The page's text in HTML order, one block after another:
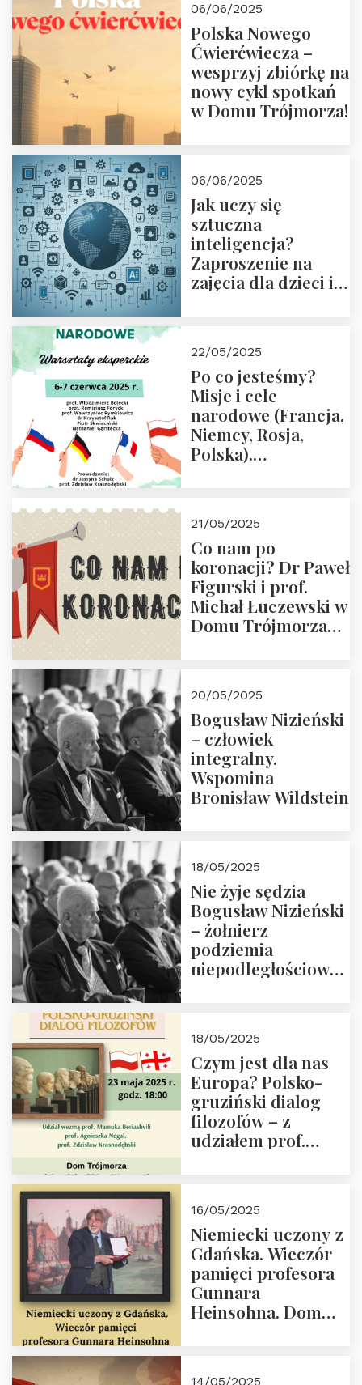
18:00
06/06/2025
Polska Nowego
Ćwierćwiecza –
wesprzyj zbiórkę na
nowy cykl spotkań
w Domu Trójmorza!
06/06/2025
Jak uczy się
sztuczna
inteligencja?
Zaproszenie na
zajęcia dla dzieci i
22/05/2025
Po co jesteśmy?
Misje i cele
narodowe (Francja,
Niemcy, Rosja,
Polska).
Zapraszamy do
zapisów.
21/05/2025
Co nam po
koronacji? Dr Paweł
Figurski i prof.
Michał Łuczewski w
Domu Trójmorza
20/05/2025
Bogusław Nizieński
– człowiek
integralny.
Wspomina
Bronisław Wildstein
18/05/2025
Nie żyje sędzia
Bogusław Nizieński
– żołnierz
podziemia
niepodległościowego
społeczny, członek
Kapituły Nagrody
im. Prezydenta
Lecha
Kaczyńskiego.
Wielki autorytet.
18/05/2025
Czym jest dla nas
Europa? Polsko-
gruziński dialog
filozofów – z
udziałem prof.
Dom Trójmorza 23
maja 2025 r. godz.
18:00.
16/05/2025
Niemiecki uczony z
Gdańska. Wieczór
pamięci profesora
Gunnara
Heinsohna. Dom
14/05/2025